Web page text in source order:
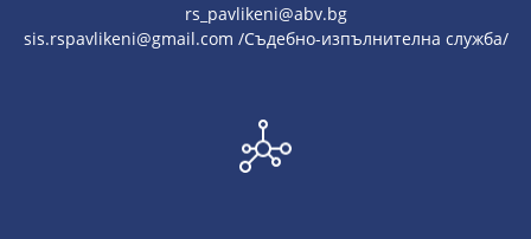
rs_pavlikeni@abv.bg
sis.rspavlikeni@gmail.com /Съдебно-изпълнителна служба/